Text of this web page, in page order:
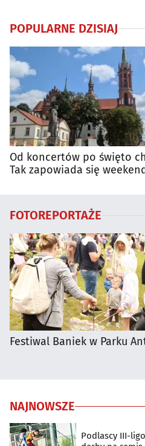
POPULARNE DZISIAJ
Od koncertów po święto
Tak zapowiada się
FOTOREPORTAŻE
Festiwal Baniek w Parku
NAJNOWSZE
Podlascy III-